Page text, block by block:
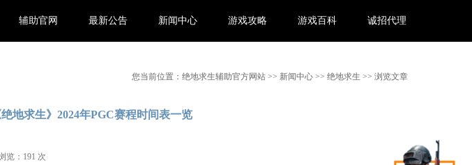
辅助官网 最新公告 新闻中心 游戏攻略 游戏百科 诚招代理
您当前位置： 绝地求生辅助官方网站 >> 新闻中心 >> 绝地求生 >> 浏览文章
绝地求生》2024年PGC赛程时间表一览
览： 191 次